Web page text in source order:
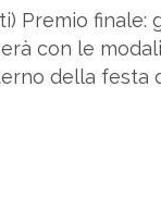
Premio finale:
con le
della festa